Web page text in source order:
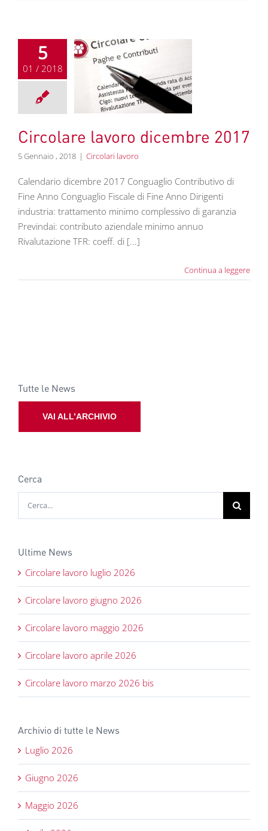
5
01 / 2018
lavoro
lavoro
Circolare lavoro dicembre 2017
5 Gennaio , 2018 | Circolari lavoro
Calendario dicembre 2017 Conguaglio Contributivo di
Fine Anno Conguaglio Fiscale di Fine Anno Dirigenti
industria: trattamento minimo complessivo di garanzia
Previndai: contributo aziendale minimo annuo
Rivalutazione TFR: coeff. di [...]
Continua a leggere
Tutte le News
VAI ALL’ARCHIVIO
Cerca
Ultime News
Circolare lavoro luglio 2026
Circolare lavoro giugno 2026
Circolare lavoro maggio 2026
Circolare lavoro aprile 2026
Circolare lavoro marzo 2026 bis
Archivio di tutte le News
Luglio 2026
Giugno 2026
Maggio 2026